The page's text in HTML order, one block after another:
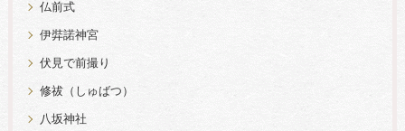
仏前式
伊弉諾神宮
伏見で前撮り
修祓（しゅばつ）
八坂神社